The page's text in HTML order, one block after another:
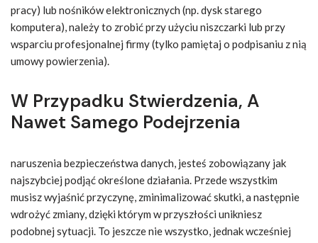
pracy) lub nośników elektronicznych (np. dysk starego
komputera), należy to zrobić przy użyciu niszczarki lub przy
wsparciu profesjonalnej firmy (tylko pamiętaj o podpisaniu z nią
umowy powierzenia).
W Przypadku Stwierdzenia, A
Nawet Samego Podejrzenia
naruszenia bezpieczeństwa danych, jesteś zobowiązany jak
najszybciej podjąć określone działania. Przede wszystkim
musisz wyjaśnić przyczynę, zminimalizować skutki, a następnie
wdrożyć zmiany, dzięki którym w przyszłości unikniesz
podobnej sytuacji. To jeszcze nie wszystko, jednak wcześniej